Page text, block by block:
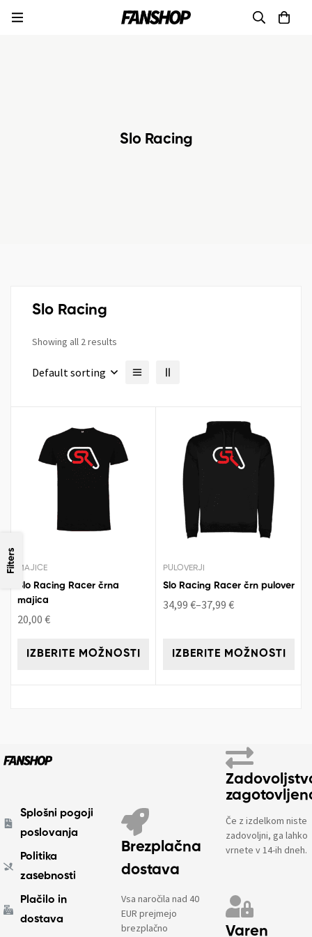
Slo Racing
Filters
Slo Racing
Showing all 2 results
Default sorting
MAJICE
Slo Racing Racer črna
majica
20,00 €
IZBERITE MOŽNOSTI
PULOVERJI
Slo Racing Racer črn pulover
34,99 €–37,99 €
IZBERITE MOŽNOSTI
Splošni pogoji
poslovanja
Politika
zasebnosti
Plačilo in
dostava
Brezplačna
dostava
Vsa naročila nad 40
EUR prejmejo
brezplačno
Če z izdelkom niste
zadovoljni, ga lahko
vrnete v 14-ih dneh.
Varen